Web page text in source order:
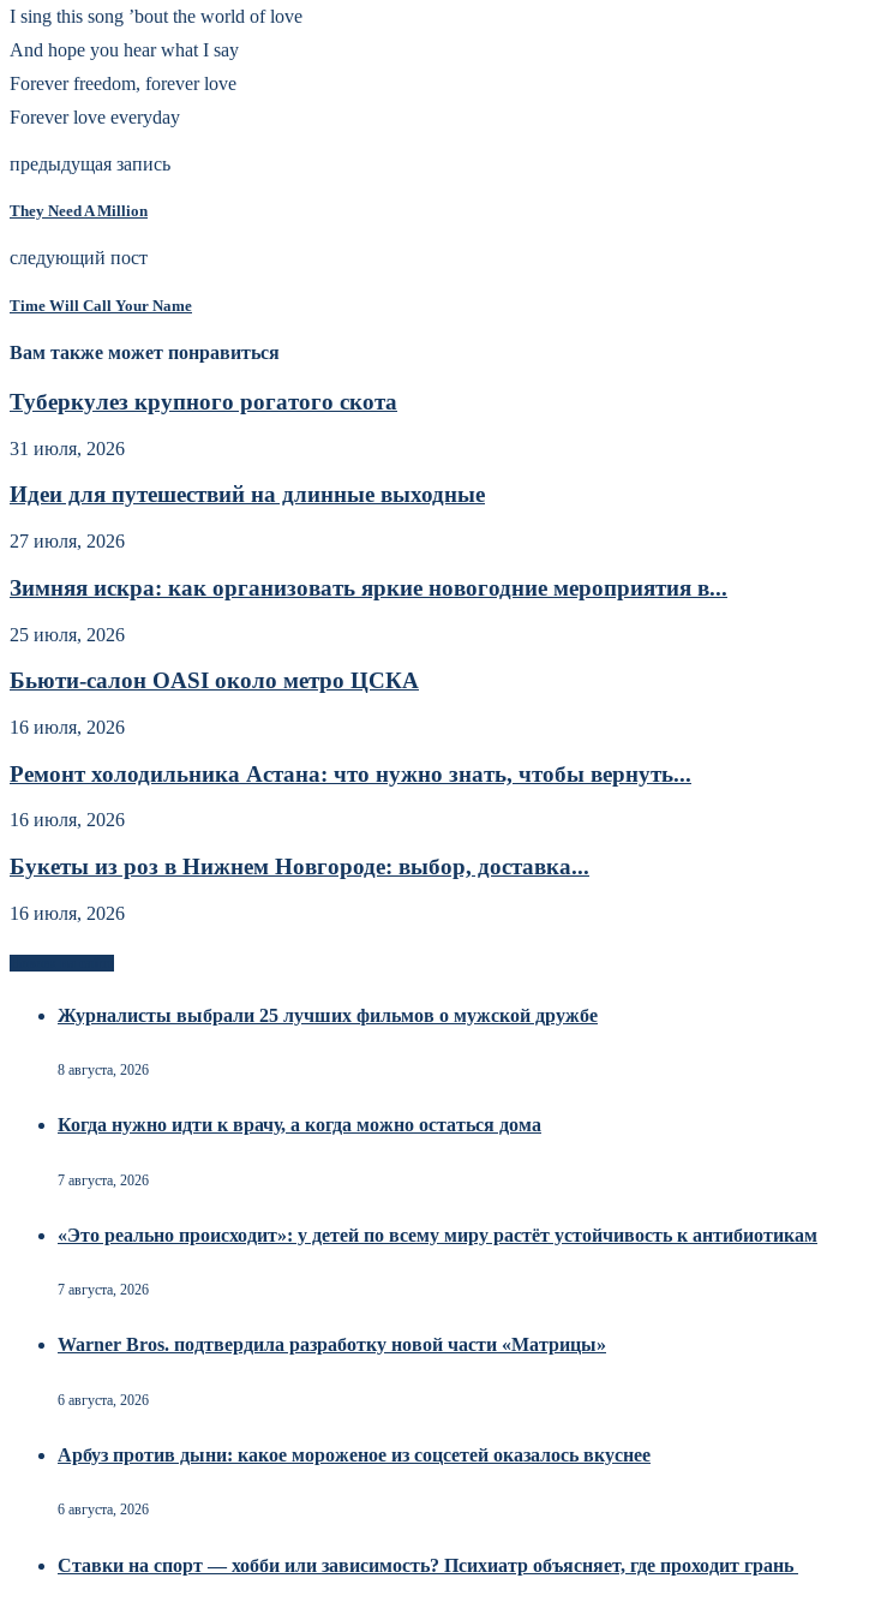
I sing this song ’bout the world of love
And hope you hear what I say
Forever freedom, forever love
Forever love everyday
предыдущая запись
They Need A Million
следующий пост
Time Will Call Your Name
Вам также может понравиться
Туберкулез крупного рогатого скота
31 июля, 2026
Идеи для путешествий на длинные выходные
27 июля, 2026
Зимняя искра: как организовать яркие новогодние мероприятия в...
25 июля, 2026
Бьюти-салон OASI около метро ЦСКА
16 июля, 2026
Ремонт холодильника Астана: что нужно знать, чтобы вернуть...
16 июля, 2026
Букеты из роз в Нижнем Новгороде: выбор, доставка...
16 июля, 2026
Журналисты выбрали 25 лучших фильмов о мужской дружбе
8 августа, 2026
Когда нужно идти к врачу, а когда можно остаться дома
7 августа, 2026
«Это реально происходит»: у детей по всему миру растёт устойчивость к антибиотикам
7 августа, 2026
Warner Bros. подтвердила разработку новой части «Матрицы»
6 августа, 2026
Арбуз против дыни: какое мороженое из соцсетей оказалось вкуснее
6 августа, 2026
Ставки на спорт — хобби или зависимость? Психиатр объясняет, где проходит грань